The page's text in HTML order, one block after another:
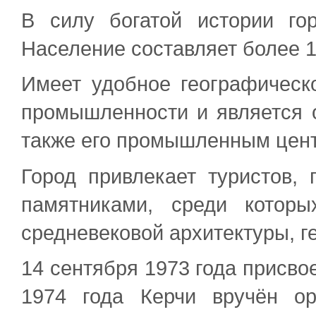
В силу богатой истории
Население составляет более
Имеет удобное
промышленности и
также его промышленным
Город привлекает
памятниками, среди
средневековой архитектуры,
14 сентября 1973 года
1974 года Керчи вручён